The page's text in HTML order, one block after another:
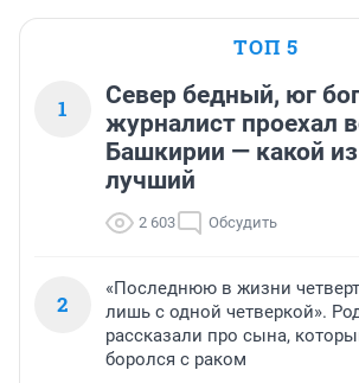
ТОП 5
1
Север бедный, юг
журналист проехал
Башкирии — какой
лучший
2 603 Обсудить
2
«Последнюю в жизни
лишь с одной четверкой».
рассказали про сына,
боролся с раком